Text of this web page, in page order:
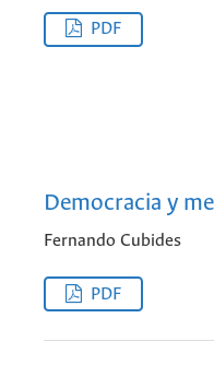
PDF
Democracia y
Fernando Cubides
PDF